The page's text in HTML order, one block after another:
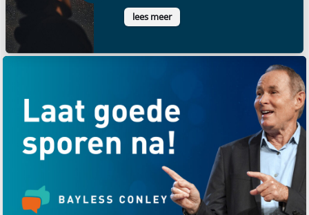
lees meer